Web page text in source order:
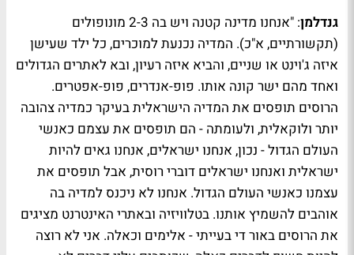
גנדלמן
: "אנחנו מדינה קטנה ויש בה 2-3 מונופולים
(תקשורתיים, א"כ). המדיה נכנעת למוכרים, כל ילד שעישן
איזה ג'וינט או שניים, והביא איזה רעיון, ובא לאתרים הגדולים
ואחד מהם ישר קונה אותו. פופ-אנדרים, פופ-אפטרים.
הרוסים תופסים את המדיה הישראלית בעיקר כמדיה צהובה
יותר ולוקאלית, ולעומתה - הם תופסים את עצמם כאנשי
העולם הגדול - נכון, אנחנו ישראלים, אנחנו גאים להיות
ישראלית ואנחנו ישראלים דוברי רוסית, אבל תופסים את
עצמנו כאנשי העולם הגדול. אנחנו לא ניכנס למדיה בה
אוהבים להשמיץ אותנו. בטלוויזיה ובאתרי האינטרנט מציגים
את הרוסים באור די בעייתי - אלימים וכאלה. אני לא רוצה